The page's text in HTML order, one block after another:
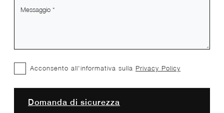
Acconsento all'informativa sulla Privacy Policy
Domanda di sicurezza